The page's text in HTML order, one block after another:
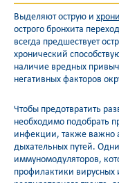
Выделяют острую и
острого бронхита
всегда предшествует
хронический
наличие вредных
негативных факторов
Чтобы предотвратить
необходимо подобрать
инфекции, также важно
дыхательных путей.
иммуномодуляторов,
профилактики вирусных